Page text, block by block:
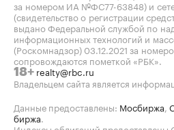
за номером ИА №ФС77-63848) и
(свидетельство о регистрации
выдано Федеральной службой по
информационных технологий и
(Роскомнадзор) 03.12.2021 за
сопровождаются пометкой «РБК».
18+ realty@rbc.ru
Владельцем сайта является
Данные предоставлены: Мосбиржа,
биржа.